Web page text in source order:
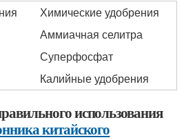
Химические удобрения
Аммиачная селитра
Суперфосфат
Калийные удобрения
использования
китайского